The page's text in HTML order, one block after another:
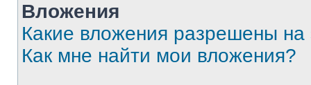
Вложения
Какие вложения разрешены
Как мне найти мои вложения?